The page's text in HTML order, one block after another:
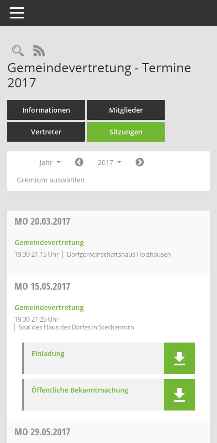
Toggle navigation
Rechercheauswahl
RSS-Feed
Gemeindevertretung - Termine
2017
Informationen Mitglieder
Vertreter Sitzungen
Jahr
2017
Gremium auswählen
MO 20.03.2017
Gemeindevertretung
19:30-21:15 Uhr Dorfgemeinschaftshaus Holzhausen
MO 15.05.2017
Gemeindevertretung
19:30-21:25 Uhr
Saal des Haus des Dorfes in Steckenroth
Einladung
Öffentliche Bekanntmachung
MO 29.05.2017